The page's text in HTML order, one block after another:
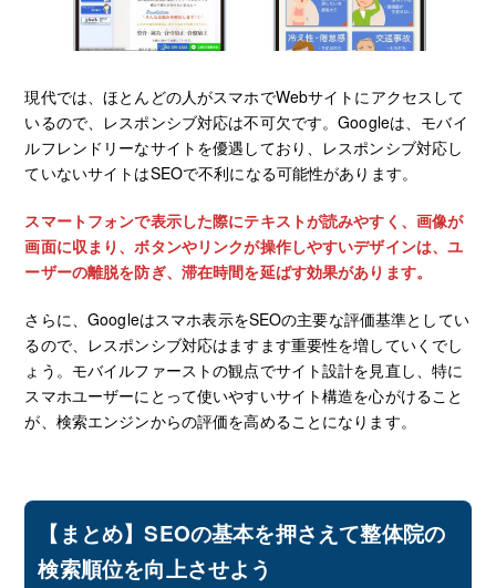
現代では、ほとんどの人がスマホでWebサイトにアクセスして
いるので、レスポンシブ対応は不可欠です。Googleは、モバイ
ルフレンドリーなサイトを優遇しており、レスポンシブ対応し
ていないサイトはSEOで不利になる可能性があります。
スマートフォンで表示した際にテキストが読みやすく、画像が
画面に収まり、ボタンやリンクが操作しやすいデザインは、ユ
ーザーの離脱を防ぎ、滞在時間を延ばす効果があります。
さらに、Googleはスマホ表示をSEOの主要な評価基準としてい
るので、レスポンシブ対応はますます重要性を増していくでし
ょう。モバイルファーストの観点でサイト設計を見直し、特に
スマホユーザーにとって使いやすいサイト構造を心がけること
が、検索エンジンからの評価を高めることになります。
【まとめ】SEOの基本を押さえて整体院の
検索順位を向上させよう